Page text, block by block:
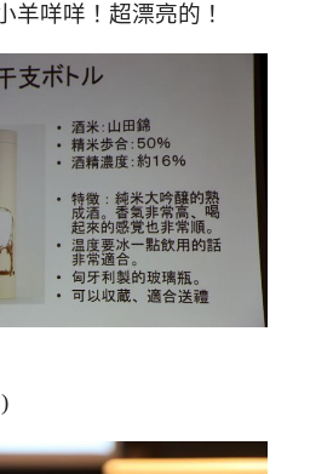
羊咩咩！超漂亮的！